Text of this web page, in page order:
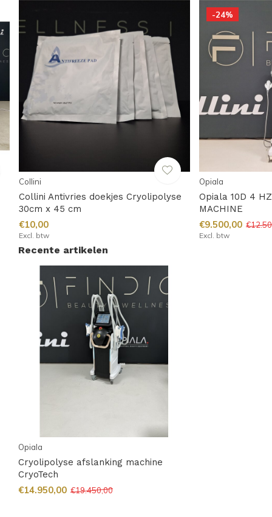
Collini
Collini Antivries doekjes Cryolipolyse
30cm x 45 cm
€10,00
Excl. btw
-24%
Opiala
Opiala 10D 4
MACHINE
€9.500,00
Excl. btw
Recente artikelen
Opiala
Cryolipolyse afslanking machine
CryoTech
€14.950,00 €19.450,00